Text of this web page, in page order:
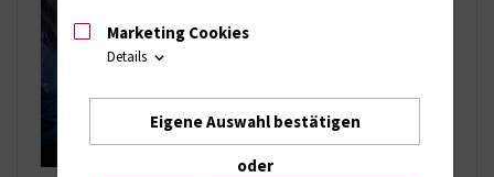
Marketing Cookies
Details
Eigene Auswahl bestätigen
oder